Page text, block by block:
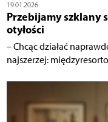
19.01.2026
Przebijamy szklany
otyłości
– Chcąc działać
najszerzej: